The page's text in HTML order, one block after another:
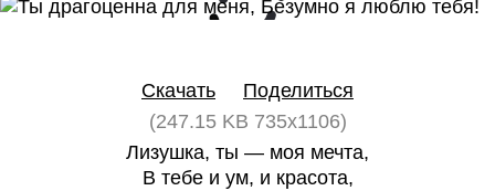
Скачать
Поделиться
(247.15 KB 735x1106)
Лизушка, ты — моя мечта,
В тебе и ум, и красота,